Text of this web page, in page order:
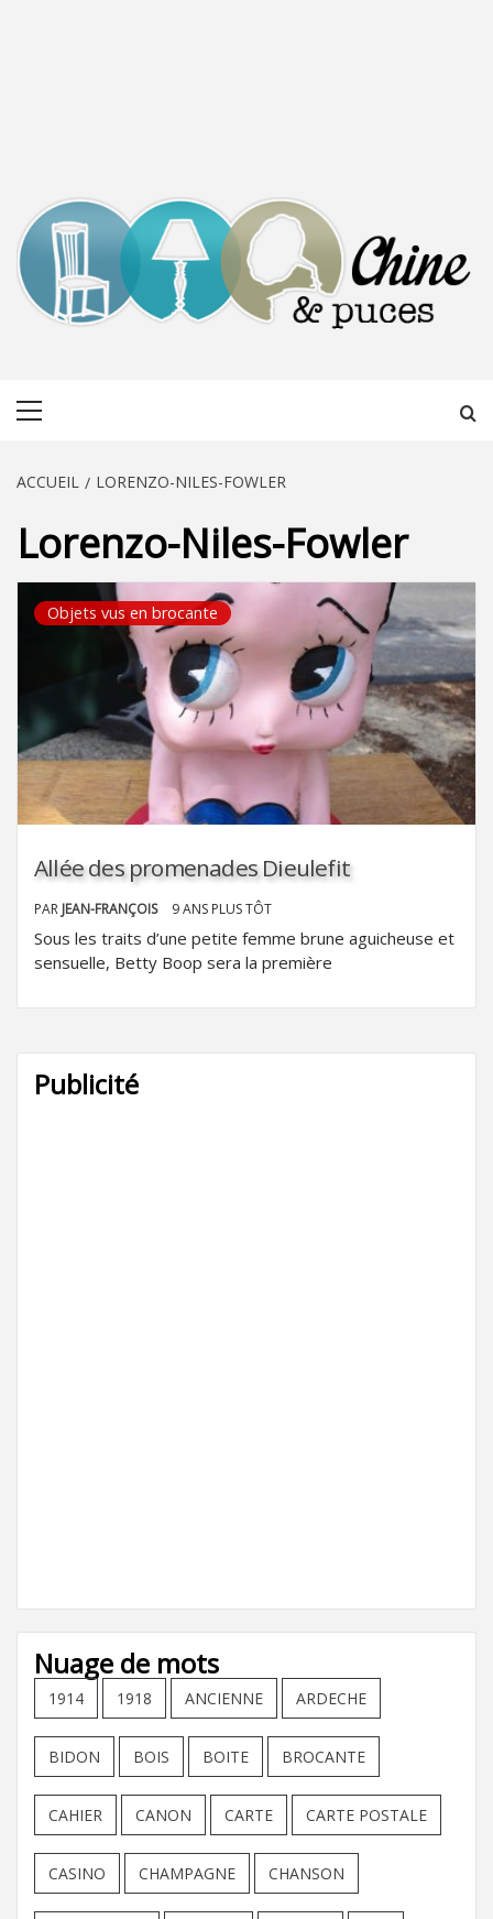
ACCUEIL LORENZO-NILES-FOWLER
Lorenzo-Niles-Fowler
Objets vus en brocante
Allée des promenades Dieulefit
PAR JEAN-FRANÇOIS 9 ANS PLUS TÔT
Sous les traits d’une petite femme brune aguicheuse et
sensuelle, Betty Boop sera la première
Publicité
Nuage de mots
1914 1918 ANCIENNE ARDECHE
BIDON BOIS BOITE BROCANTE
CAHIER CANON CARTE CARTE POSTALE
CASINO CHAMPAGNE CHANSON